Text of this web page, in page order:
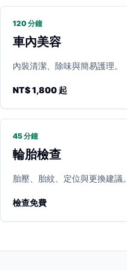
120 分鐘
車內美容
內裝清潔、除味與簡易護理。
NT$ 1,800 起
45 分鐘
輪胎檢查
胎壓、胎紋、定位與更換建議。
檢查免費